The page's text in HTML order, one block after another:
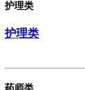
护理类
护理类
药师类